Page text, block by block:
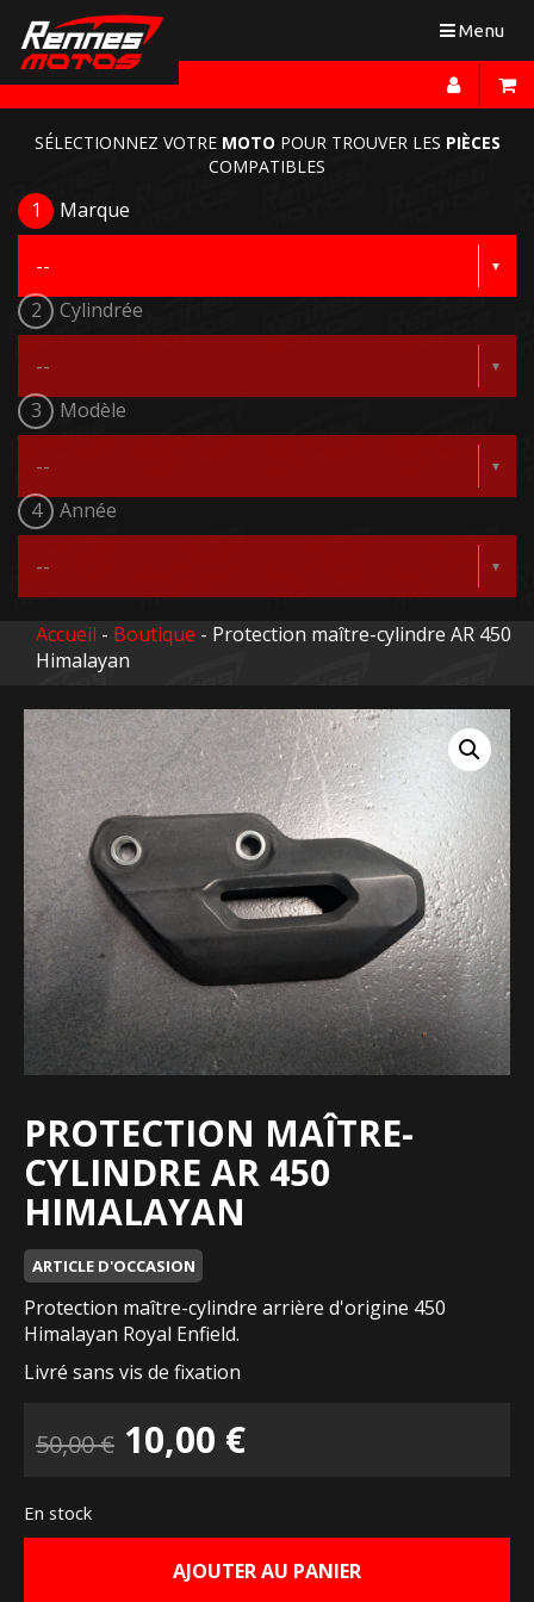
Toggle
Menu
SÉLECTIONNEZ VOTRE MOTO POUR TROUVER LES PIÈCES
COMPATIBLES
1 Marque
2 Cylindrée
3 Modèle
4 Année
Accueil - Boutique - Protection maître-cylindre AR 450
Himalayan
PROTECTION MAÎTRE-
CYLINDRE AR 450
HIMALAYAN
ARTICLE D'OCCASION
Protection maître-cylindre arrière d'origine 450
Himalayan Royal Enfield.
Livré sans vis de fixation
50,00€ Le
initial
était :
10,00 €Le
actuel
est :
En stock
AJOUTER AU PANIER